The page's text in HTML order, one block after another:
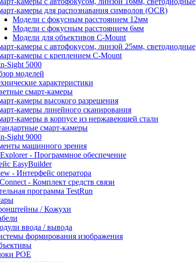
камеры для распознавания символов (OCR)
Модели с фокусным расстоянием 12мм
Модели с фокусным расстоянием 6мм
Модели для объективов C-Mount
камеры с автофокусом, линзой 25мм, светодиодные
камеры с креплением C-Mount
Sight 5000
моделей
характеристики
смарт-камеры
камеры высокого разрешения
камеры линейного сканирования
камеры в корпусе из нержавеющей стали
смарт-камеры
Sight 9000
машинного зрения
- Программное обеспечение
EasyBuilder
- Интерфейс оператора
- Комплект средств связи
программа TestRun
/ Кожухи
ввода / вывода
формирования изображения
POE